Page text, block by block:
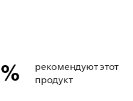
%
рекомендуют этот
продукт